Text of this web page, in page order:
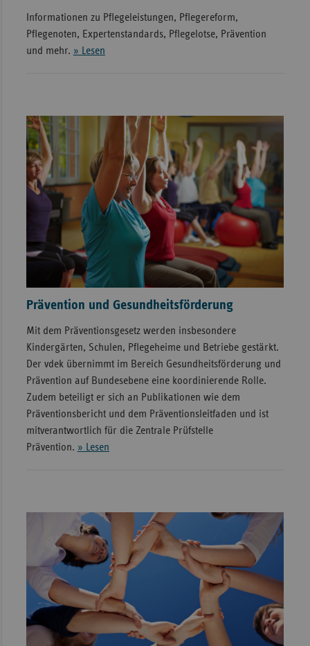
Informationen zu Pflegeleistungen, Pflegereform,
Pflegenoten, Expertenstandards, Pflegelotse, Prävention
und mehr. » Lesen
Prävention und Gesundheitsförderung
Mit dem Präventionsgesetz werden insbesondere
Kindergärten, Schulen, Pflegeheime und Betriebe gestärkt.
Der vdek übernimmt im Bereich Gesundheitsförderung und
Prävention auf Bundesebene eine koordinierende Rolle.
Zudem beteiligt er sich an Publikationen wie dem
Präventionsbericht und dem Präventionsleitfaden und ist
mitverantwortlich für die Zentrale Prüfstelle
Prävention. » Lesen